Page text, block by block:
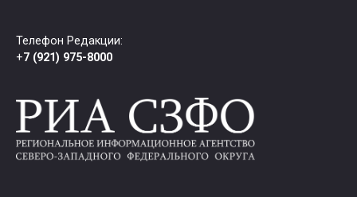
Телефон Редакции:
+7 (921) 975-8000